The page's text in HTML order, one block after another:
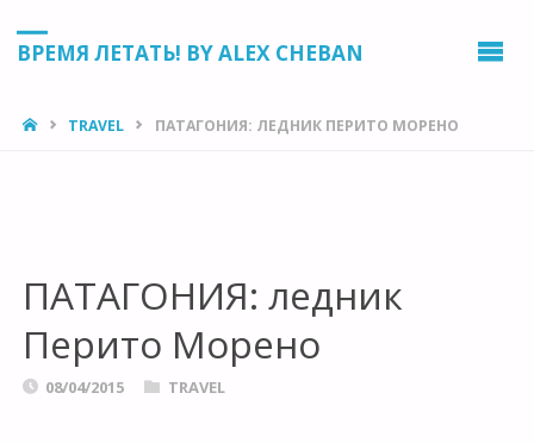
ВРЕМЯ ЛЕТАТЬ! BY ALEX CHEBAN
HOMETRAVEL ПАТАГОНИЯ: ЛЕДНИК ПЕРИТО МОРЕНО
ПАТАГОНИЯ: ледник
Перито Морено
08/04/2015 TRAVEL